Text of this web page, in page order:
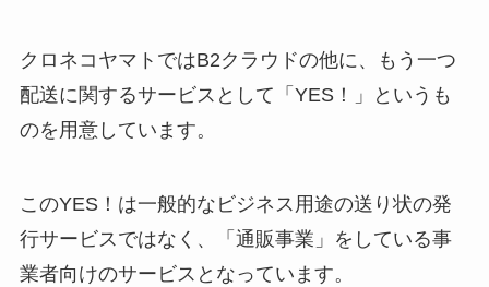
クロネコヤマトではB2クラウドの他に、もう一つ
配送に関するサービスとして「YES！」というも
のを用意しています。
このYES！は一般的なビジネス用途の送り状の発
行サービスではなく、「通販事業」をしている事
業者向けのサービスとなっています。